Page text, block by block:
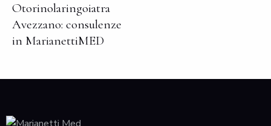
Otorinolaringoiatra
Avezzano: consulenze
in MarianettiMED